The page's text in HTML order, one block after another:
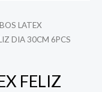
LATEX
DIA 30CM 6PCS
FELIZ